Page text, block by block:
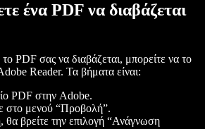
ένα PDF να διαβάζεται
PDF σας να διαβάζεται, μπορείτε να το
Reader. Τα βήματα είναι:
PDF στην Adobe.
στο μενού “Προβολή”.
θα βρείτε την επιλογή “Ανάγνωση